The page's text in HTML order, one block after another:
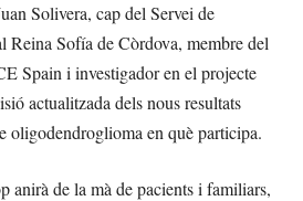
Solivera, cap del Servei de
Reina Sofía de Còrdova, membre del
Spain i investigador en el projecte
actualitzada dels nous resultats
oligodendroglioma en què participa.
anirà de la mà de pacients i familiars,